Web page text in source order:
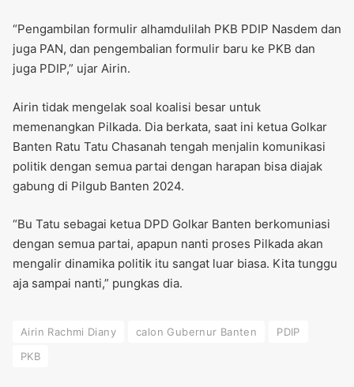
“Pengambilan formulir alhamdulilah PKB PDIP Nasdem dan
juga PAN, dan pengembalian formulir baru ke PKB dan
juga PDIP,” ujar Airin.
Airin tidak mengelak soal koalisi besar untuk
memenangkan Pilkada. Dia berkata, saat ini ketua Golkar
Banten Ratu Tatu Chasanah tengah menjalin komunikasi
politik dengan semua partai dengan harapan bisa diajak
gabung di Pilgub Banten 2024.
“Bu Tatu sebagai ketua DPD Golkar Banten berkomuniasi
dengan semua partai, apapun nanti proses Pilkada akan
mengalir dinamika politik itu sangat luar biasa. Kita tunggu
aja sampai nanti,” pungkas dia.
Airin Rachmi Diany calon Gubernur Banten
PDIP
PKB